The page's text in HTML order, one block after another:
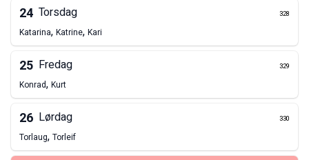
24 Torsdag 328
Katarina, Katrine, Kari
25 Fredag 329
Konrad, Kurt
26 Lørdag 330
Torlaug, Torleif